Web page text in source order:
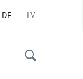
DE LV